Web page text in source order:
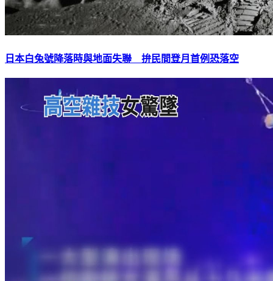
日本白兔號降落時與地面失聯 拚民間登月首例恐落空